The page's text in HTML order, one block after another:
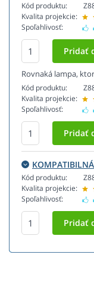
Kód produktu:
Kvalita projekcie:
Spoľahlivosť:
Rovnaká lampa,
Kód produktu:
Kvalita projekcie:
Spoľahlivosť:
KOMPATIBILNÁ
Kód produktu:
Kvalita projekcie:
Spoľahlivosť: